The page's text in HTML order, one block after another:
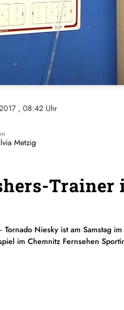
, 08:42 Uhr
Metzig
Tornado Niesky ist am Samstag
im Chemnitz Fernsehen